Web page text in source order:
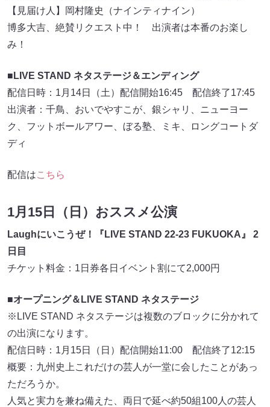
【見届け人】岡村隆史（ナインティナイン）
博多大吉、絶賛リクエスト中！ 出演者は本番のお楽し
み！
■LIVE STAND ネタステージ＆エンディング
配信日時：1月14日（土）配信開始16:45 配信終了17:45
出演者：千鳥、おいでやすこが、銀シャリ、ニューヨー
ク、フットボールアワー、ぼる塾、ミキ、ロングコートダ
ディ
配信はこちら
1月15日（日）おススメ公演
Laughにいこうぜ！『LIVE STAND 22-23 FUKUOKA』 2
日目
チケット料金：1日券各日イベント割にて2,000円
■オープニング＆LIVE STAND ネタステージ
※LIVE STAND ネタステージは複数のブロックに分かれて
の出演になります。
配信日時：1月15日（日）配信開始11:00 配信終了12:15
概要：九州史上これだけの芸人が一堂に会したことがあっ
ただろうか。
人気と実力を兼ね備えた、両日で延べ約50組100人の芸人